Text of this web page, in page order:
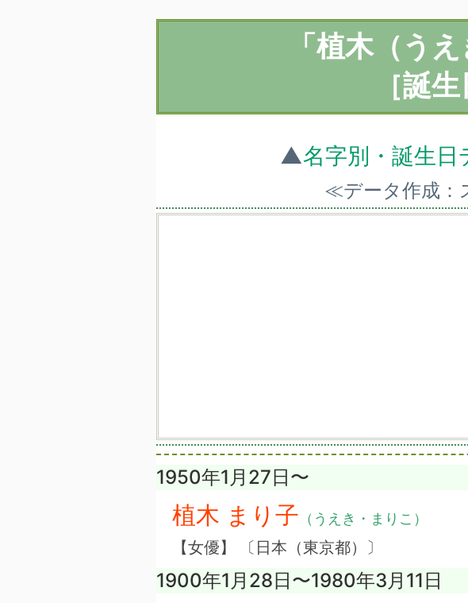
「植木（う
［誕
▲名字別・誕生日
≪データ作成：
1950年1月27日〜
植木 まり子 （うえき・まりこ）
【女優】 〔日本（東京都）〕
1900年1月28日〜1980年3月11日